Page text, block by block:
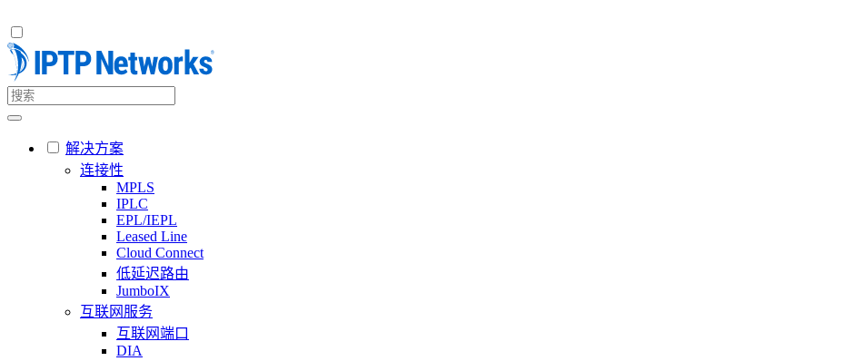
解决方案
连接性
MPLS
IPLC
EPL/IEPL
Leased Line
Cloud Connect
低延迟路由
JumboIX
互联网服务
互联网端口
DIA